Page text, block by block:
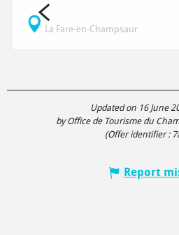
La Fare-en-Champsaur
Updated on 16 June
by Office de Tourisme du
(Offer identifier :
Report